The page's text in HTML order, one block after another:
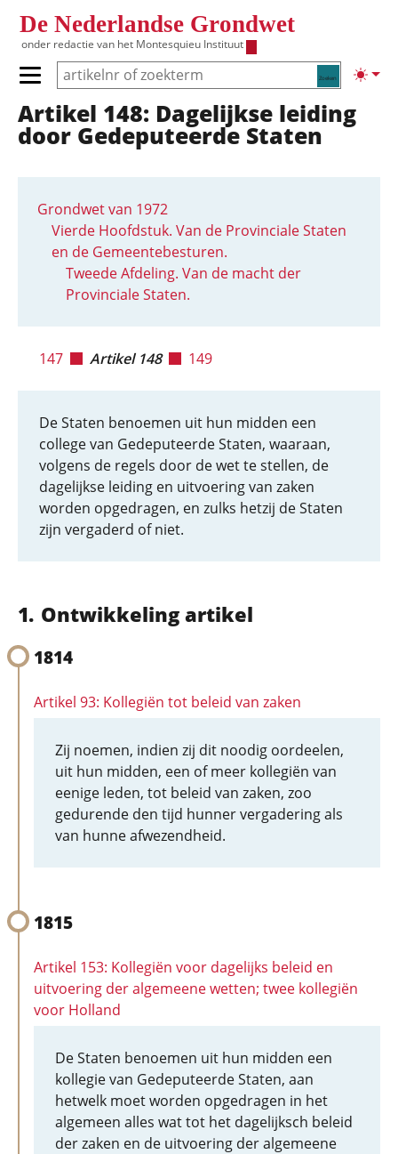
De Nederlandse Grondwet
onder redactie van het Montesquieu Instituut
Zoeken
Primair menu tonen/verbergen
Hoofdnavigatie
Artikel 148: Dagelijkse leiding
door Gedeputeerde Staten
Grondwet van 1972
Vierde Hoofdstuk. Van de Provinciale Staten
en de Gemeentebesturen.
Tweede Afdeling. Van de macht der
Provinciale Staten.
147 Artikel 148 149
De Staten benoemen uit hun midden een
college van Gedeputeerde Staten, waaraan,
volgens de regels door de wet te stellen, de
dagelijkse leiding en uitvoering van zaken
worden opgedragen, en zulks hetzij de Staten
zijn vergaderd of niet.
Ontwikkeling artikel
1814
Artikel 93: Kollegiën tot beleid van zaken
Zij noemen, indien zij dit noodig oordeelen,
uit hun midden, een of meer kollegiën van
eenige leden, tot beleid van zaken, zoo
gedurende den tijd hunner vergadering als
van hunne afwezendheid.
1815
Artikel 153: Kollegiën voor dagelijks beleid en
uitvoering der algemeene wetten; twee kollegiën
voor Holland
De Staten benoemen uit hun midden een
kollegie van Gedeputeerde Staten, aan
hetwelk moet worden opgedragen in het
algemeen alles wat tot het dagelijksch beleid
der zaken en de uitvoering der algemeene